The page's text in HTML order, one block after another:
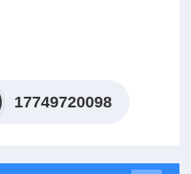
17749720098